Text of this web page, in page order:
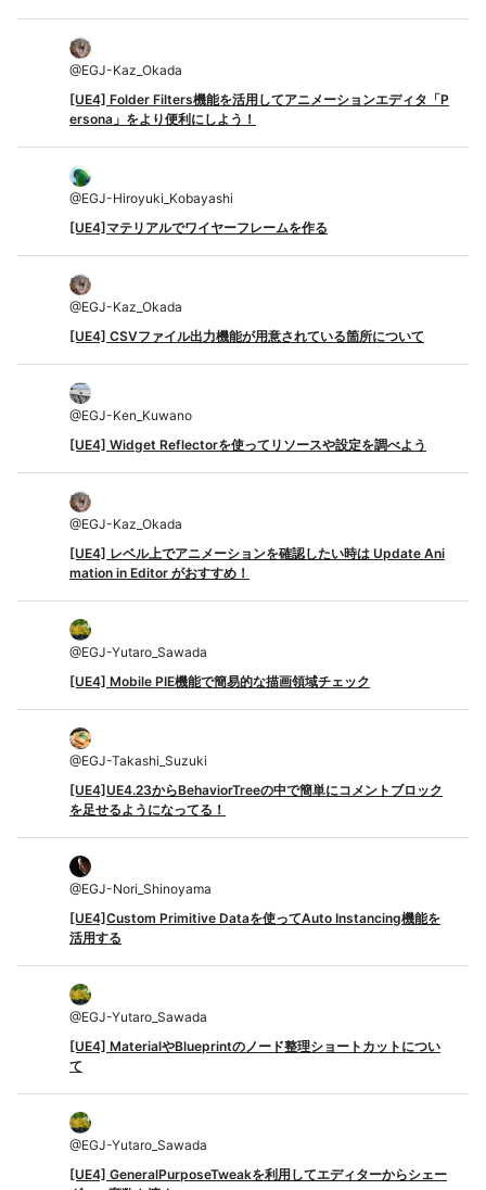
@EGJ-Kaz_Okada
[UE4] Folder Filters機能を活用してアニメーションエディタ「P
ersona」をより便利にしよう！
@EGJ-Hiroyuki_Kobayashi
[UE4]マテリアルでワイヤーフレームを作る
@EGJ-Kaz_Okada
[UE4] CSVファイル出力機能が用意されている箇所について
@EGJ-Ken_Kuwano
[UE4] Widget Reflectorを使ってリソースや設定を調べよう
@EGJ-Kaz_Okada
[UE4] レベル上でアニメーションを確認したい時は Update Ani
mation in Editor がおすすめ！
@EGJ-Yutaro_Sawada
[UE4] Mobile PIE機能で簡易的な描画領域チェック
@EGJ-Takashi_Suzuki
[UE4]UE4.23からBehaviorTreeの中で簡単にコメントブロック
を足せるようになってる！
@EGJ-Nori_Shinoyama
[UE4]Custom Primitive Dataを使ってAuto Instancing機能を
活用する
@EGJ-Yutaro_Sawada
[UE4] MaterialやBlueprintのノード整理ショートカットについ
て
@EGJ-Yutaro_Sawada
[UE4] GeneralPurposeTweakを利用してエディターからシェー